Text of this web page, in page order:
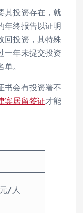
其投资存在，就
年终报告以证明
回投资，其特殊
一年未提交投资
。
书会有投资署不
宾居留签证才能
/人